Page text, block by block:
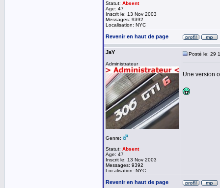
Statut: Absent
Age: 47
Inscrit le: 13 Nov 2003
Messages: 9392
Localisation: NYC
Revenir en haut de page
JaY
Administrateur
Genre:
Statut: Absent
Age: 47
Inscrit le: 13 Nov 2003
Messages: 9392
Localisation: NYC
Posté le: 29
Une version
Revenir en haut de page